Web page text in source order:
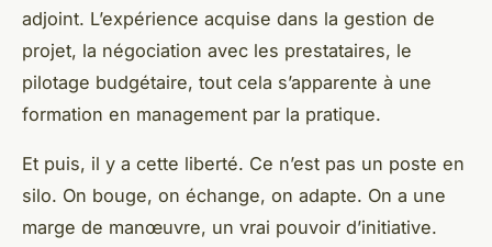
adjoint. L’expérience acquise dans la gestion de
projet, la négociation avec les prestataires, le
pilotage budgétaire, tout cela s’apparente à une
formation en management par la pratique.
Et puis, il y a cette liberté. Ce n’est pas un poste en
silo. On bouge, on échange, on adapte. On a une
marge de manœuvre, un vrai pouvoir d’initiative.